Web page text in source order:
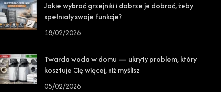
Jakie wybrać grzejniki i dobrze je dobrać, żeby
spełniały swoje funkcje?
18/02/2026
Twarda woda w domu — ukryty problem, który
kosztuje Cię więcej, niż myślisz
05/02/2026